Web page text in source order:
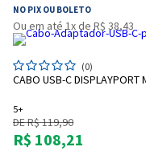
NO PIX OU BOLETO
Ou em até 1x de R$ 38,43
(0)
CABO USB-C
5+
DE R$ 119,90
R$ 108,21